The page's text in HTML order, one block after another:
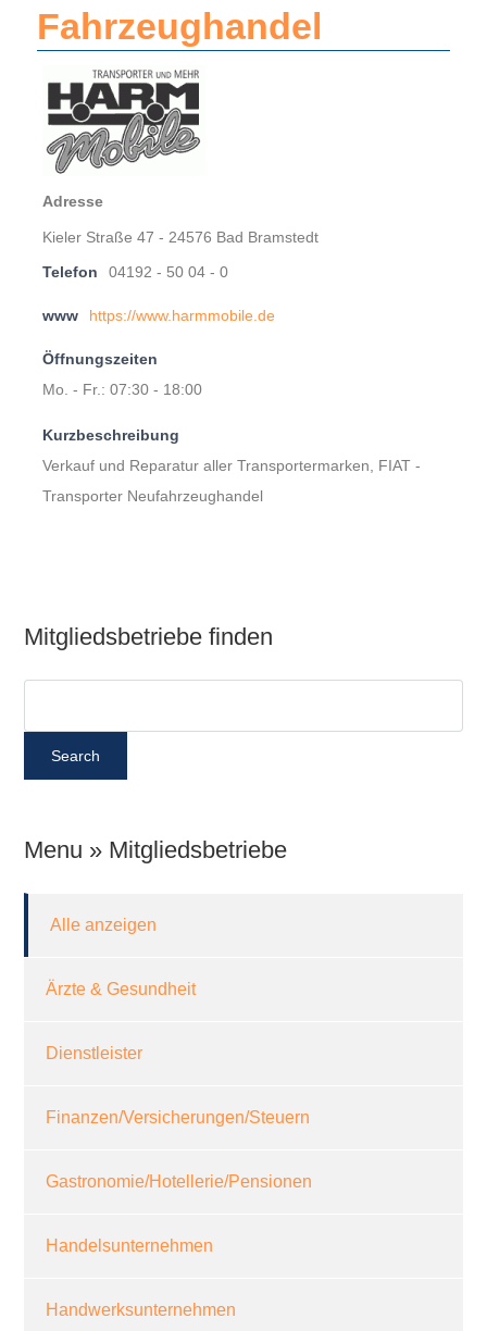
Fahrzeughandel
Adresse
Kieler Straße 47 - 24576 Bad Bramstedt
Telefon
04192 - 50 04 - 0
www https://www.harmmobile.de
Öffnungszeiten
Mo. - Fr.: 07:30 - 18:00
Kurzbeschreibung
Verkauf und Reparatur aller Transportermarken, FIAT -
Transporter Neufahrzeughandel
Mitgliedsbetriebe finden
Menu » Mitgliedsbetriebe
Alle anzeigen
Ärzte & Gesundheit
Dienstleister
Finanzen/Versicherungen/Steuern
Gastronomie/Hotellerie/Pensionen
Handelsunternehmen
Handwerksunternehmen